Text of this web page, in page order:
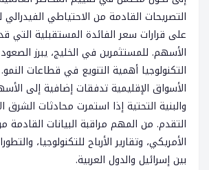
التصريحات القادمة من الاحتياطي
على قرارات سعر الفائدة المستقبلية التي
الأسهم. للمستثمرين في الخليج، يبرز
التكنولوجيا أهمية التنويع في قطاعات
الأسواق الإقليمية تدفقات إضافية إلى
والبنية التحتية إذا استمرت محادثات
التقدم. من المهم مراقبة البيانات القادمة
الأمريكي، وتقارير الأرباح للتكنولوجيا،
بين إسرائيل والدول العربية.